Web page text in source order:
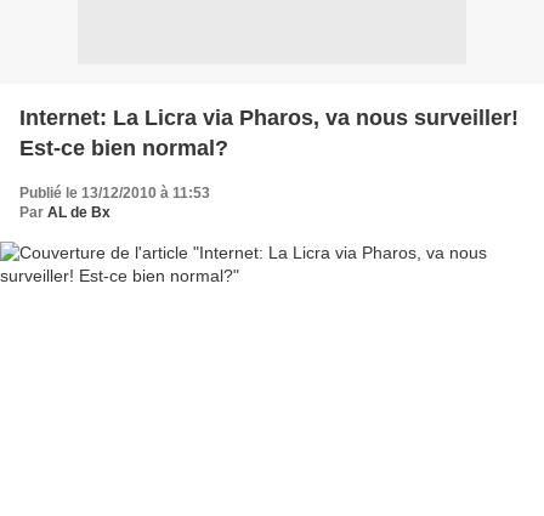
Internet: La Licra via Pharos, va nous surveiller!
Est-ce bien normal?
Publié le 13/12/2010 à 11:53
Par AL de Bx